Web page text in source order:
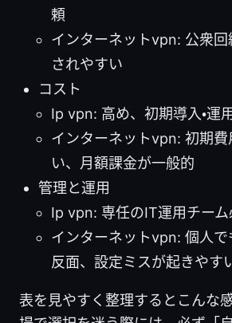
頼
インターネットvpn: 公衆
されやすい
コスト
Ip vpn: 高め、初期導入・運
インターネットvpn: 初期費
い、月額課金が一般的
管理と運用
Ip vpn: 専任のIT運用チーム
インターネットvpn: 個人
反面、設定ミスが起きやす
表を見やすく整理するとこんな